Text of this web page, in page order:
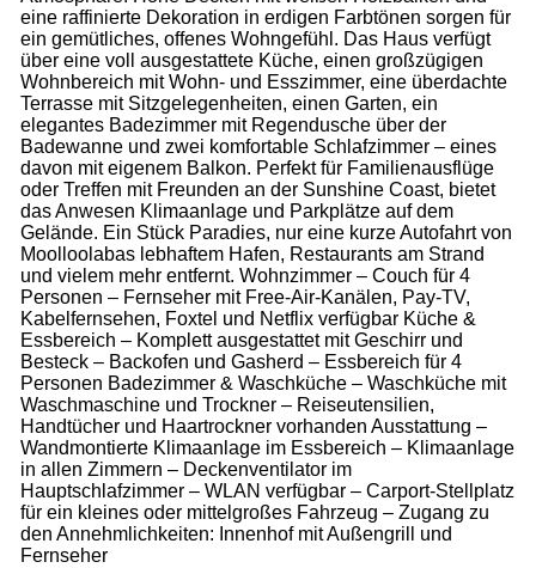
eine raffinierte Dekoration in erdigen Farbtönen sorgen für
ein gemütliches, offenes Wohngefühl. Das Haus verfügt
über eine voll ausgestattete Küche, einen großzügigen
Wohnbereich mit Wohn- und Esszimmer, eine überdachte
Terrasse mit Sitzgelegenheiten, einen Garten, ein
elegantes Badezimmer mit Regendusche über der
Badewanne und zwei komfortable Schlafzimmer – eines
davon mit eigenem Balkon. Perfekt für Familienausflüge
oder Treffen mit Freunden an der Sunshine Coast, bietet
das Anwesen Klimaanlage und Parkplätze auf dem
Gelände. Ein Stück Paradies, nur eine kurze Autofahrt von
Moolloolabas lebhaftem Hafen, Restaurants am Strand
und vielem mehr entfernt. Wohnzimmer – Couch für 4
Personen – Fernseher mit Free-Air-Kanälen, Pay-TV,
Kabelfernsehen, Foxtel und Netflix verfügbar Küche &
Essbereich – Komplett ausgestattet mit Geschirr und
Besteck – Backofen und Gasherd – Essbereich für 4
Personen Badezimmer & Waschküche – Waschküche mit
Waschmaschine und Trockner – Reiseutensilien,
Handtücher und Haartrockner vorhanden Ausstattung –
Wandmontierte Klimaanlage im Essbereich – Klimaanlage
in allen Zimmern – Deckenventilator im
Hauptschlafzimmer – WLAN verfügbar – Carport-Stellplatz
für ein kleines oder mittelgroßes Fahrzeug – Zugang zu
den Annehmlichkeiten: Innenhof mit Außengrill und
Fernseher